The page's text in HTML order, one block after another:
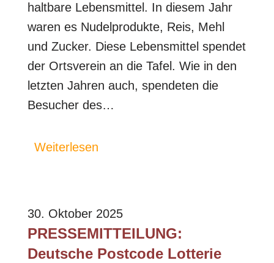
haltbare Lebensmittel. In diesem Jahr
waren es Nudelprodukte, Reis, Mehl
und Zucker. Diese Lebensmittel spendet
der Ortsverein an die Tafel. Wie in den
letzten Jahren auch, spendeten die
Besucher des…
Weiterlesen
30. Oktober 2025
PRESSEMITTEILUNG:
Deutsche Postcode Lotterie